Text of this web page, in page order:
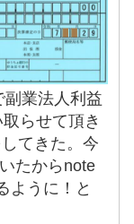
業法人利益
らせて頂き
てきた。今
たからnote
ように！と